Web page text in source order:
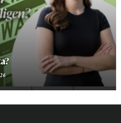
30 JANUARI, 2026